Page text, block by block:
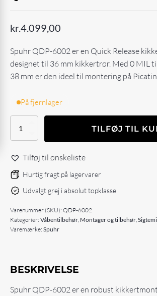
kr.4.099,00
Spuhr QDP-6002 er en Quick Release
designet til 36 mm kikkertrør. Med 0 MIL
38 mm er den ideel til montering på
På fjernlager
Spuhr
Ø36
H38mm
0MIL
antal
TILFØJ TIL
Tilføj til ønskeliste
Hurtig fragt på lagervarer
Udvalgt grej i absolut topklasse
Varenummer (SKU): QDP-6002
Kategorier: Våbentilbehør Montager og tilbehør
Varemærke: Spuhr
BESKRIVELSE
Spuhr QDP-6002 er en robust